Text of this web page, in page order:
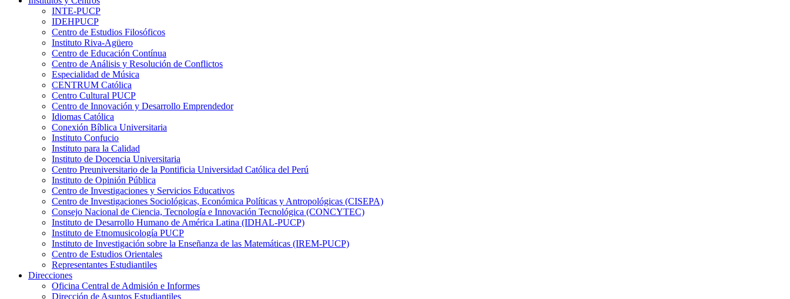
INTE-PUCP
IDEHPUCP
Centro de Estudios Filosóficos
Instituto Riva-Agüero
Centro de Educación Contínua
Centro de Análisis y Resolución de Conflictos
Especialidad de Música
CENTRUM Católica
Centro Cultural PUCP
Centro de Innovación y Desarrollo Emprendedor
Idiomas Católica
Conexión Bíblica Universitaria
Instituto Confucio
Instituto para la Calidad
Instituto de Docencia Universitaria
Centro Preuniversitario de la Pontificia Universidad Católica del Perú
Instituto de Opinión Pública
Centro de Investigaciones y Servicios Educativos
Centro de Investigaciones Sociológicas, Económica Políticas y Antropológicas (CISEPA)
Consejo Nacional de Ciencia, Tecnología e Innovación Tecnológica (CONCYTEC)
Instituto de Desarrollo Humano de América Latina (IDHAL-PUCP)
Instituto de Etnomusicología PUCP
Instituto de Investigación sobre la Enseñanza de las Matemáticas (IREM-PUCP)
Centro de Estudios Orientales
Representantes Estudiantiles
Direcciones
Oficina Central de Admisión e Informes
Dirección de Asuntos Estudiantiles